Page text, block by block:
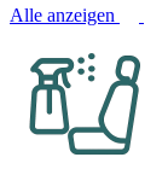
Alle anzeigen